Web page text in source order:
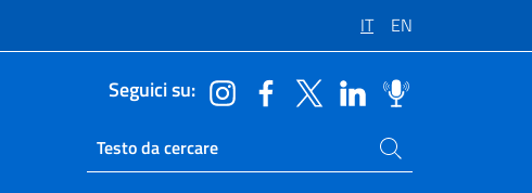
IT EN
Seguici su:
Ricerca sito live
Cerca nel sito